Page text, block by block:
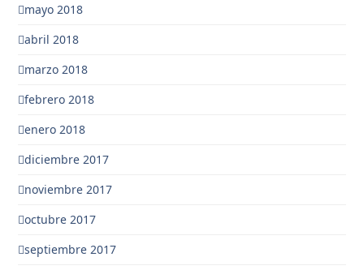
mayo 2018
abril 2018
marzo 2018
febrero 2018
enero 2018
diciembre 2017
noviembre 2017
octubre 2017
septiembre 2017